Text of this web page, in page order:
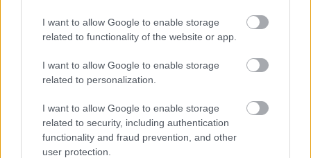
I want to allow Google to enable storage
related to functionality of the website or app.
I want to allow Google to enable storage
related to personalization.
I want to allow Google to enable storage
related to security, including authentication
functionality and fraud prevention, and other
user protection.
csomópont
M1 bővítés: már zajlik a teljesen új Bicske Kelet
csomópont építése